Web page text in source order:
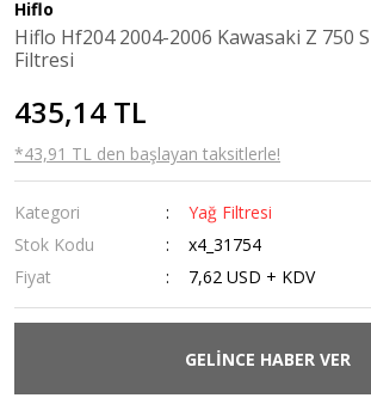
Hiflo
Hiflo Hf204 2004-2006 Kawasaki Z 750
Filtresi
435,14 TL
*43,91 TL den başlayan taksitlerle!
Kategori
Yağ Filtresi
Stok Kodu
x4_31754
Fiyat
7,62 USD + KDV
GELİNCE HABER VER